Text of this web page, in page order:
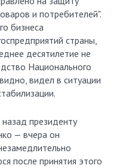
и потребителей".
бизнеса
страны,
десятилетие не
Национального
видел в ситуации
президенту
— вчера он
после принятия этого